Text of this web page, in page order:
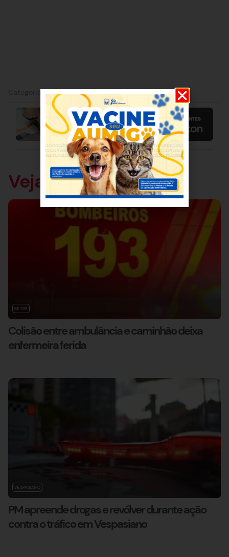
Categorias:Notícia
Veja também
BETIM
Colisão entre ambulância e caminhão deixa
enfermeira ferida
VESPASIANO
PM apreende drogas e revólver durante ação
contra o tráfico em Vespasiano